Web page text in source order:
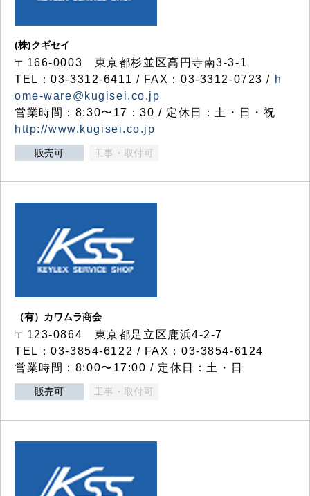
(株)クギセイ
〒166-0003 東京都杉並区高円寺南3-3-1
TEL：03-3312-6411 / FAX：03-3312-0723 / h
ome-ware@kugisei.co.jp
営業時間：8:30〜17：30 / 定休日：土・日・祝
http://www.kugisei.co.jp
販売可 工事・取付可
（有）カワムラ商会
〒123-0864 東京都足立区鹿浜4-2-7
TEL：03-3854-6122 / FAX：03-3854-6124
営業時間：8:00〜17:00 / 定休日：土・日
販売可 工事・取付可